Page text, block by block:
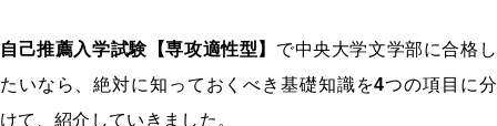
自己推薦入学試験【専攻適性型】 で中央大学文学部に合格し
たいなら、絶対に知っておくべき基礎知識を4つの項目に分
けて、紹介していきました。